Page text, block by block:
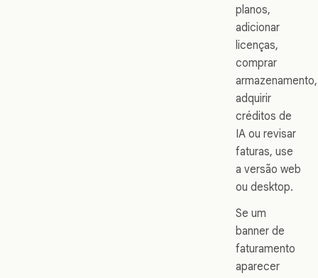
planos,
adicionar
licenças,
comprar
armazenamento,
adquirir
créditos de
IA ou revisar
faturas, use
a versão web
ou desktop.
Se um
banner de
faturamento
aparecer